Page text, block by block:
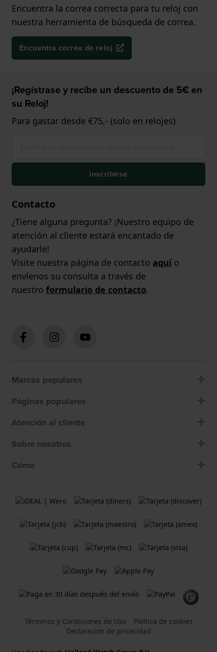
Encuentra la correa correcta para tu reloj con
nuestra herramienta de búsqueda de correa.
Encuentra correa de reloj
¡Regístrase y recibe un descuento de 5€ en
su Reloj!
Para gastar desde €75,- (solo en relojes)
inscribirse
Contacto
¿Tiene alguna pregunta? ¡Nuestro equipo de
atención al cliente estará encantado de
ayudarle!
Visite nuestra página de contacto aquío
envíenos su consulta a través de
nuestro formulario de contacto.
Marcas populares
Páginas populares
Atención al cliente
Sobre nosotros
Cómo
Términos y Condiciones de Uso
Política de cookies
Declaración de privacidad